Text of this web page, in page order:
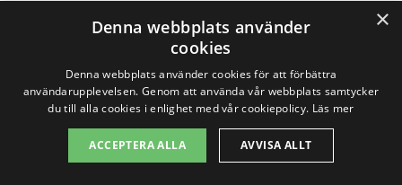
Nässjö
Eksjö
Borgholm
×
Denna webbplats använder
cookies
Denna webbplats använder cookies för att förbättra
användarupplevelsen. Genom att använda vår webbplats samtycker
du till alla cookies i enlighet med vår cookiepolicy. Läs mer
ACCEPTERA ALLA AVVISA ALLT